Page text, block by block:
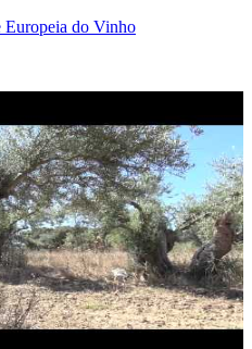
Europeia do Vinho